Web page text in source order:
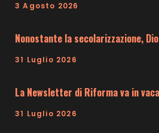
3 Agosto 2026
Nonostante la secolarizzazione,
31 Luglio 2026
La Newsletter di Riforma va in
31 Luglio 2026